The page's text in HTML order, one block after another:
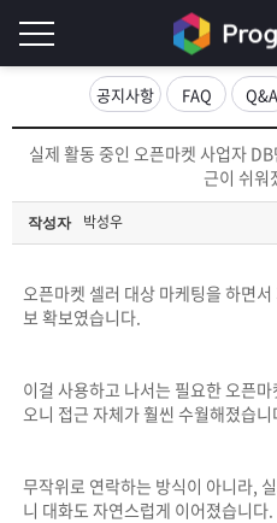
그
이
필
요
합
니
다.
로
Q&A
로
그
프
로
무
공지사항 FAQ Q&A
실제 활동 중인 오픈마켓 사업자
근이 쉬워
작성자 박성우
오픈마켓 셀러 대상 마케팅을 하면
보 확보였습니다.
이걸 사용하고 나서는 필요한 오픈
오니 접근 자체가 훨씬 수월해졌습니
무작위로 연락하는 방식이 아니라,
니 대화도 자연스럽게 이어졌습니다.